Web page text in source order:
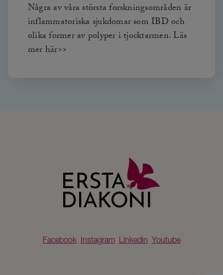
Några av våra största forskningsområden är
inflammatoriska sjukdomar som IBD och
olika former av polyper i tjocktarmen. Läs
mer här>>
Facebook Instagram Linkedin Youtube